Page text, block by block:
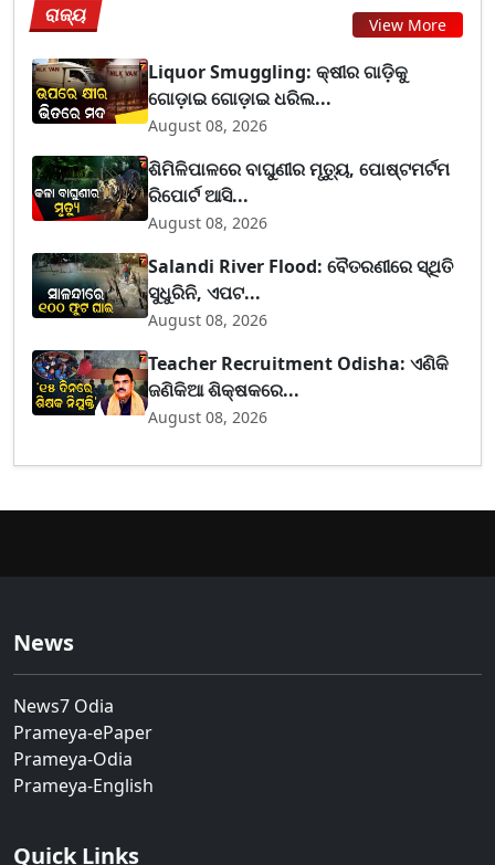
ରାଜ୍ୟ View More
Liquor Smuggling: କ୍ଷୀର ଗାଡ଼ିକୁ
ଗୋଡ଼ାଇ ଗୋଡ଼ାଇ ଧରିଲ...
August 08, 2026
ଶିମିଳିପାଳରେ ବାଘୁଣୀର ମୃତ୍ୟୁ, ପୋଷ୍ଟମର୍ଟମ
ରିପୋର୍ଟ ଆସି...
August 08, 2026
Salandi River Flood: ବୈତରଣୀରେ ସ୍ଥିତି
ସୁଧୁରିନି, ଏପଟ...
August 08, 2026
Teacher Recruitment Odisha: ଏଣିକି
ଜଣିକିଆ ଶିକ୍ଷକରେ...
August 08, 2026
News
News7 Odia
Prameya-ePaper
Prameya-Odia
Prameya-English
Quick Links